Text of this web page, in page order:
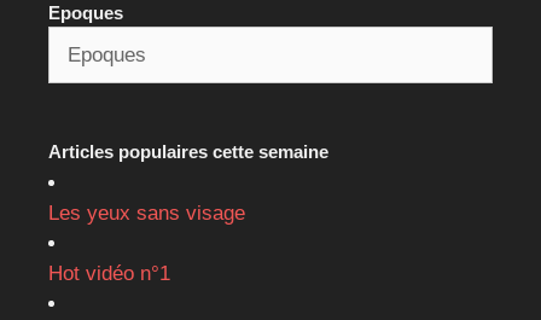
Epoques
Articles populaires cette semaine
Les yeux sans visage
Hot vidéo n°1